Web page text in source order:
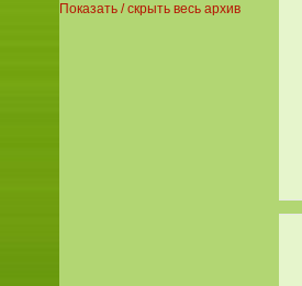
Показать / скрыть весь архив